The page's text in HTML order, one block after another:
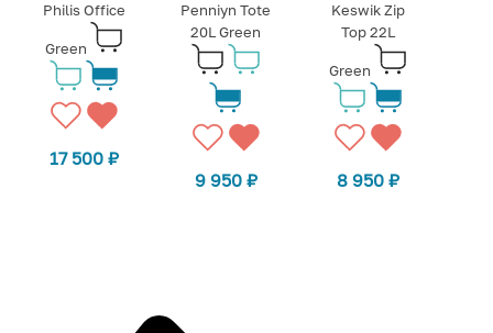
Philis Office
Green
17 500₽
Penniyn Tote
20L Green
9 950 ₽
Keswik Zip
Top 22L
Green
8 950 ₽